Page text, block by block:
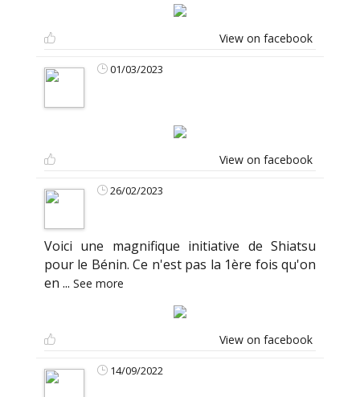
View on facebook
01/03/2023
View on facebook
26/02/2023
Voici une magnifique initiative de Shiatsu
pour le Bénin. Ce n'est pas la 1ère fois qu'on
en ... See more
View on facebook
14/09/2022